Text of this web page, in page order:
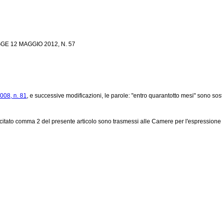
12 MAGGIO 2012, N. 57
n. 81, e successive modificazioni, le parole: "entro quarantotto mesi" sono
comma 2 del presente articolo sono trasmessi alle Camere per